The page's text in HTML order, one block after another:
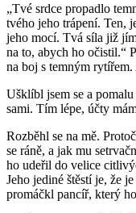
„Tvé srdce propadlo
tvého jeho trápení. Ten,
jeho mocí. Tvá síla již
na to, abych ho očistil.“
na boj s temným
Ušklíbl jsem se a
sami. Tím lépe, účty
Rozběhl se na mě.
se ráně, a jak mu
ho udeřil do velice
Jeho jediné štěstí je, že
promáčkl pancíř, který